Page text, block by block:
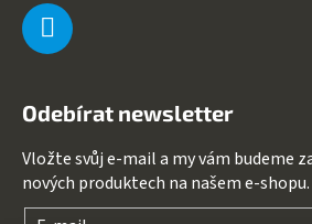
Odebírat newsletter
Vložte svůj e-mail a my vám budeme
nových produktech na našem e-shopu.